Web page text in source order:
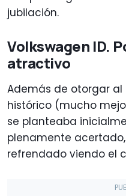
jubilación.
Volkswagen ID.
atractivo
Además de otorgar
histórico (mucho
se planteaba
plenamente
refrendado viendo el